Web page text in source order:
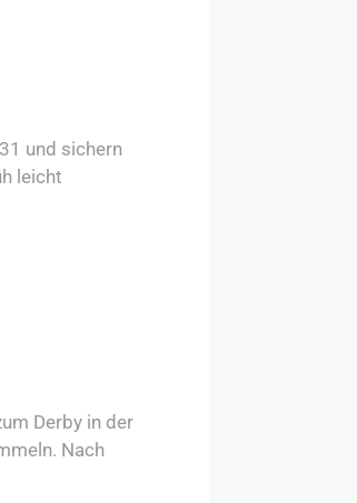
und sichern
leicht
Derby in der
Nach